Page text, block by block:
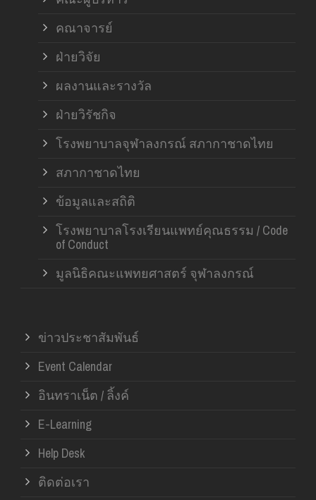
คณาจารย์
ฝ่ายวิจัย
ผลงานและรางวัล
ฝ่ายวิรัชกิจ
โรงพยาบาลจุฬาลงกรณ์ สภากาชาดไทย
สภากาชาดไทย
ข้อมูลและสถิติ
โรงพยาบาลโรงเรียนแพทย์คุณธรรม / Code
of Conduct
มูลนิธิคณะแพทยศาสตร์ จุฬาลงกรณ์
ข่าวประชาสัมพันธ์
Event Calendar
อินทราเน็ต / ลิ้งค์
E-Learning
Help Desk
ติดต่อเรา